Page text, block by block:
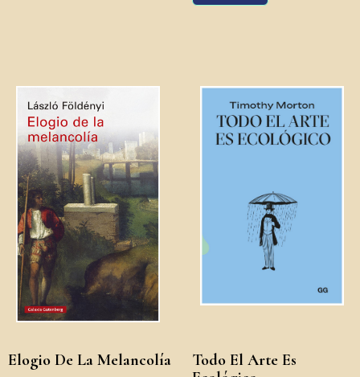
Elogio De La Melancolía
Todo El Arte Es